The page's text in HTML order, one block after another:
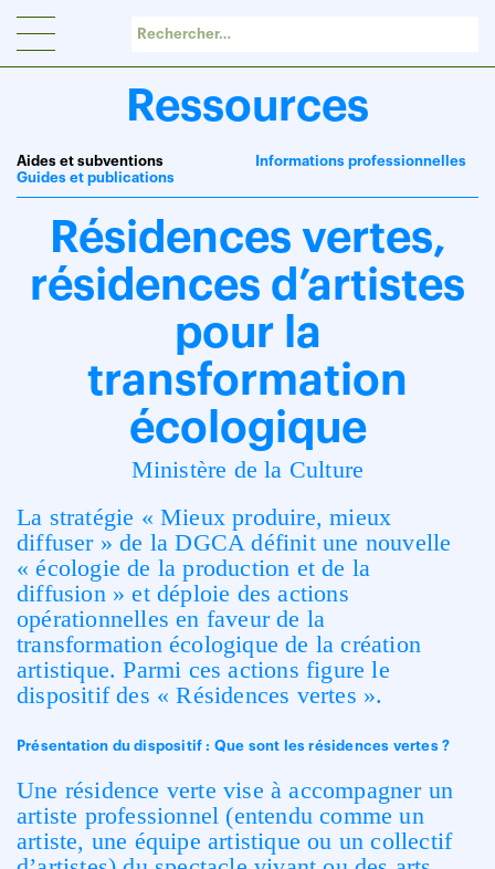
Ressources
Aides et subventions
Guides et publications
Informations professionnelles
Résidences vertes,
résidences d’artistes
pour la
transformation
écologique
Ministère de la Culture
La stratégie « Mieux produire, mieux
diffuser » de la DGCA définit une nouvelle
« écologie de la production et de la
diffusion » et déploie des actions
opérationnelles en faveur de la
transformation écologique de la création
artistique. Parmi ces actions figure le
dispositif des « Résidences vertes ».
Présentation du dispositif : Que sont les résidences vertes ?
Une résidence verte vise à accompagner un
artiste professionnel (entendu comme un
artiste, une équipe artistique ou un collectif